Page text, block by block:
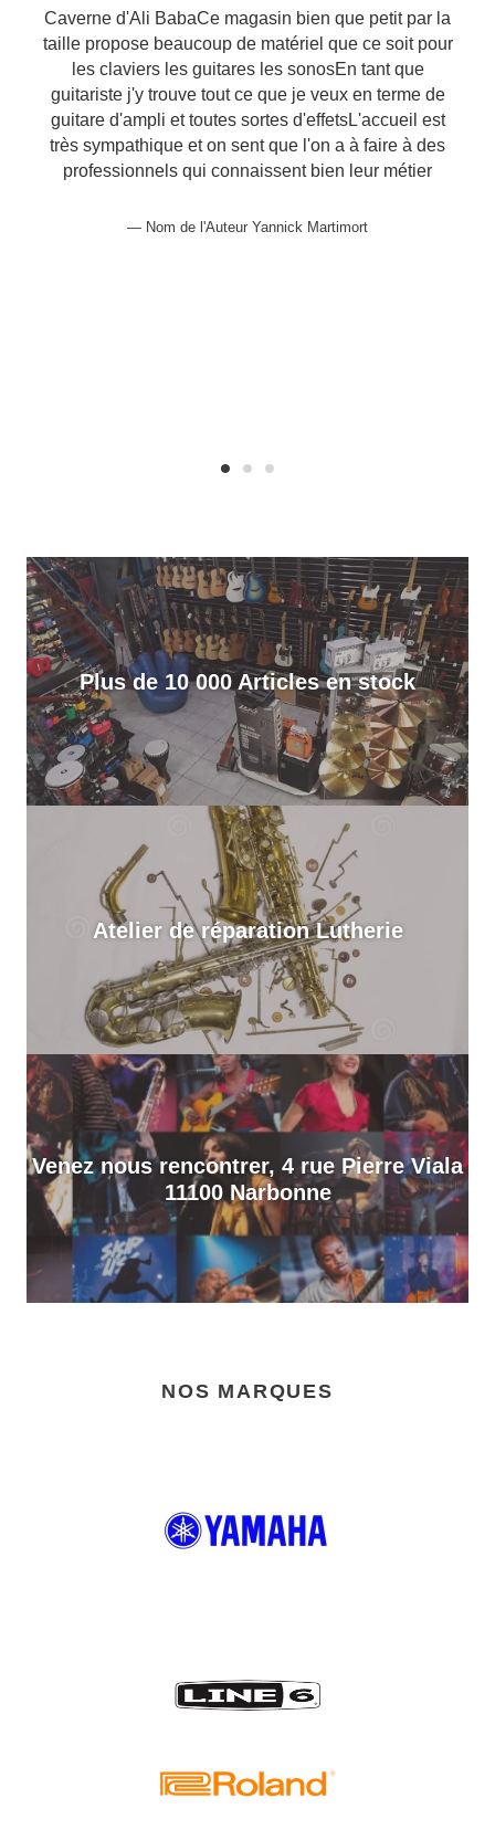
Caverne d'Ali BabaCe magasin bien que petit par la
taille propose beaucoup de matériel que ce soit pour
les claviers les guitares les sonosEn tant que
guitariste j'y trouve tout ce que je veux en terme de
guitare d'ampli et toutes sortes d'effetsL'accueil est
très sympathique et on sent que l'on a à faire à des
professionnels qui connaissent bien leur métier
Nom de l'Auteur Yannick Martimort
Plus de 10 000 Articles en stock
Atelier de réparation Lutherie
Venez nous rencontrer, 4 rue Pierre Viala
11100 Narbonne
NOS MARQUES